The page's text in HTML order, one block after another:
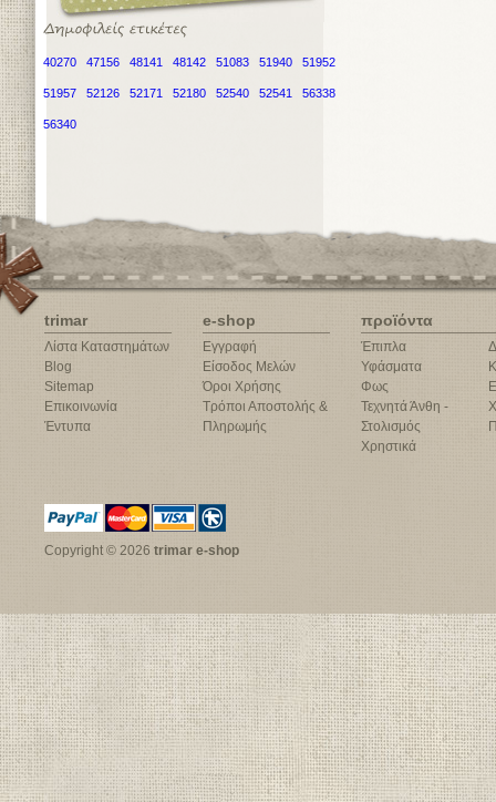
40270 47156 48141 48142 51083 51940 51952
51957 52126 52171 52180 52540 52541 56338
56340
trimar
Λίστα Καταστημάτων
Blog
Sitemap
Επικοινωνία
Έντυπα
e-shop
Εγγραφή
Είσοδος Μελών
Όροι Χρήσης
Τρόποι Αποστολής &
Πληρωμής
προϊόντα
Έπιπλα
Υφάσματα
Φως
Τεχνητά Άνθη -
Στολισμός
Χρηστικά
Copyright © 2026 trimar e-shop